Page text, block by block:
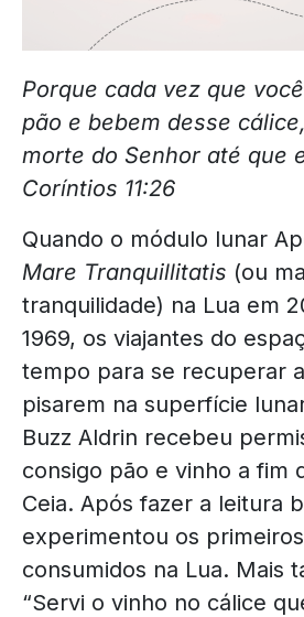
Porque cada vez que
pão e bebem desse
morte do Senhor até que
Coríntios 11:26
Quando o módulo lunar
Mare Tranquillitatis (ou
tranquilidade) na Lua em
1969, os viajantes do
tempo para se recuperar
pisarem na superfície
Buzz Aldrin recebeu
consigo pão e vinho a fim
Ceia. Após fazer a leitura
experimentou os
consumidos na Lua. Mais
“Servi o vinho no cálice